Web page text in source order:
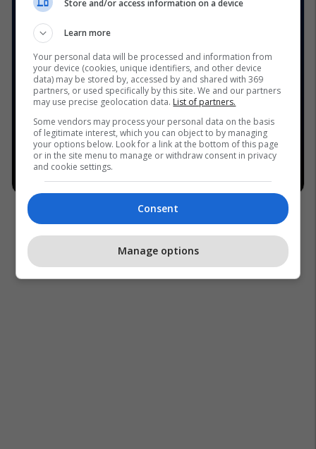
Store and/or access information on a device
Learn more
Your personal data will be processed and information from
your device (cookies, unique identifiers, and other device
data) may be stored by, accessed by and shared with 369
partners, or used specifically by this site. We and our partners
may use precise geolocation data. List of partners.
Some vendors may process your personal data on the basis
of legitimate interest, which you can object to by managing
your options below. Look for a link at the bottom of this page
or in the site menu to manage or withdraw consent in privacy
and cookie settings.
Consent
Manage options